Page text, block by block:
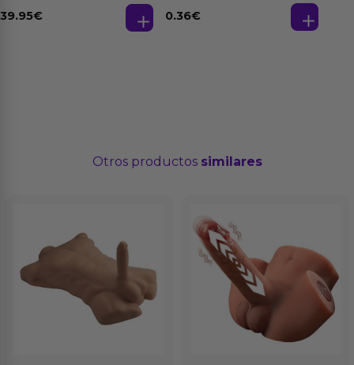
39.95€
Base Agua 4 ml
0.36€
Otros productos similares